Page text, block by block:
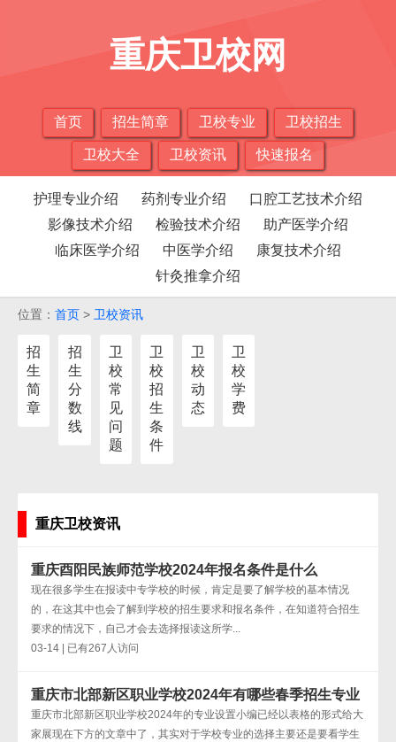
重庆卫校网
首页 招生简章 卫校专业 卫校招生
卫校大全 卫校资讯 快速报名
护理专业介绍 药剂专业介绍
口腔工艺技术介绍
影像技术介绍
检验技术介绍
助产医学介绍
临床医学介绍
中医学介绍
康复技术介绍
针灸推拿介绍
位置： 首页 > 卫校资讯
招
生
简
章
招
生
分
数
线
卫
校
常
见
问
题
卫
校
招
生
条
件
卫
校
动
态
卫
校
学
费
重庆卫校资讯
重庆酉阳民族师范学校2024年报名条件是什么
现在很多学生在报读中专学校的时候，肯定是要了解学校的基本情况
的，在这其中也会了解到学校的招生要求和报名条件，在知道符合招生
要求的情况下，自己才会去选择报读这所学...
03-14 | 已有267人访问
重庆市北部新区职业学校2024年有哪些春季招生专业
重庆市北部新区职业学校2024年的专业设置小编已经以表格的形式给大
家展现在下方的文章中了，其实对于学校专业的选择主要还是要看学生